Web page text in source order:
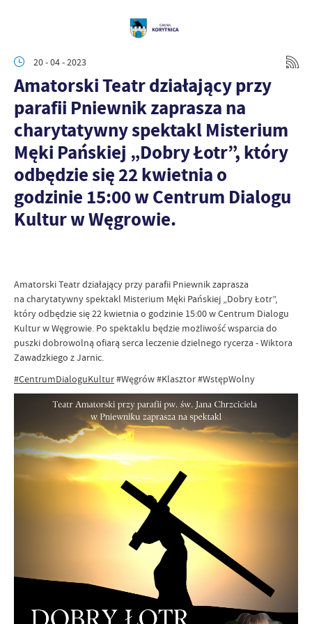
20 - 04 - 2023
Amatorski Teatr działający przy
parafii Pniewnik zaprasza na
charytatywny spektakl Misterium
Męki Pańskiej „Dobry Łotr”, który
odbędzie się 22 kwietnia o
godzinie 15:00 w Centrum Dialogu
Kultur w Węgrowie.
Amatorski Teatr działający przy parafii Pniewnik zaprasza
na charytatywny spektakl Misterium Męki Pańskiej „Dobry Łotr”,
który odbędzie się 22 kwietnia o godzinie 15:00 w Centrum Dialogu
Kultur w Węgrowie. Po spektaklu będzie możliwość wsparcia do
puszki dobrowolną ofiarą serca leczenie dzielnego rycerza - Wiktora
Zawadzkiego z Jarnic.
#CentrumDialoguKultur#Węgrów #Klasztor #WstępWolny